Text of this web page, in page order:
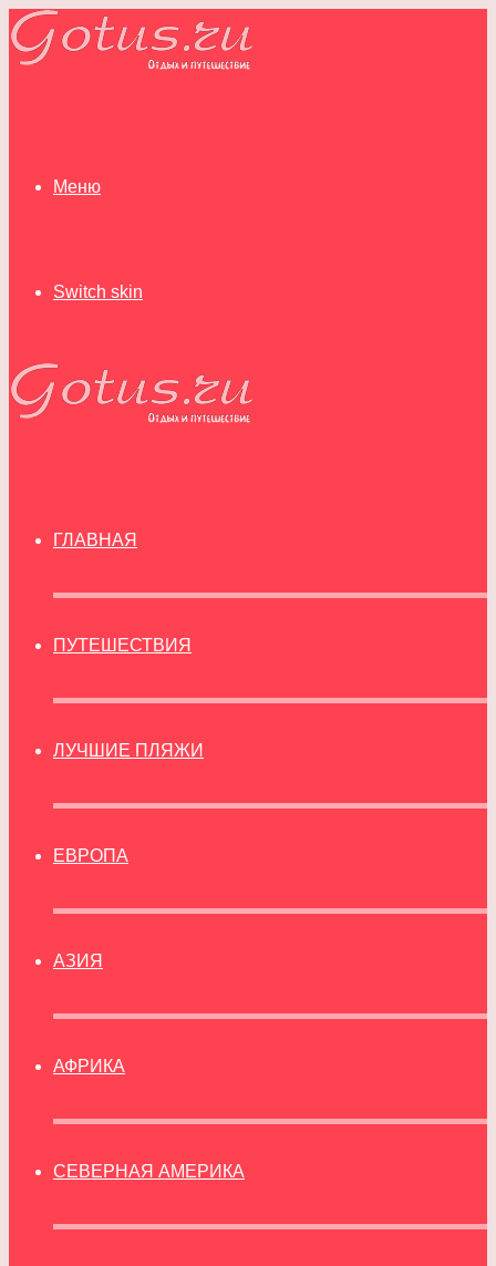
Меню
Switch skin
ГЛАВНАЯ
ПУТЕШЕСТВИЯ
ЛУЧШИЕ ПЛЯЖИ
ЕВРОПА
АЗИЯ
АФРИКА
СЕВЕРНАЯ АМЕРИКА